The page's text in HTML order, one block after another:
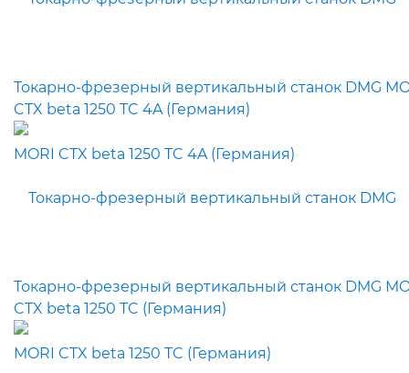
Токарно-фрезерный вертикальный станок DMG
CTX beta 1250 TC 4A (Германия)
Токарно-фрезерный вертикальный станок DMG
CTX beta 1250 TC (Германия)